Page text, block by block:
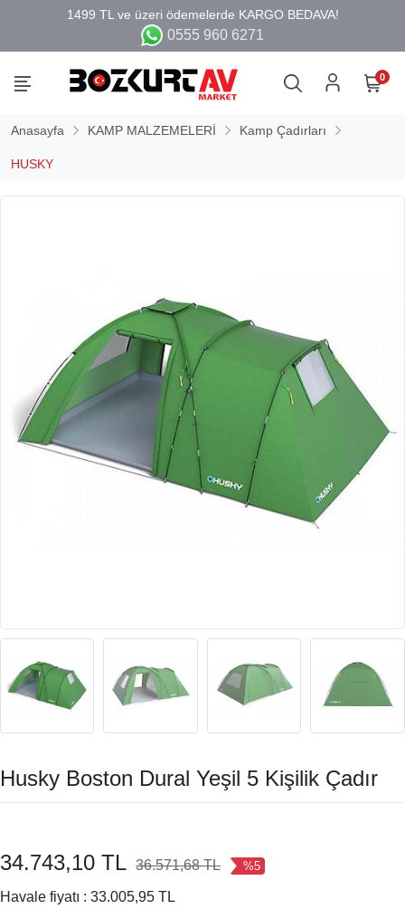
0555 960 6271
0
Anasayfa KAMP MALZEMELERİ Kamp Çadırları
HUSKY
Husky Boston Dural Yeşil 5 Kişilik Çadır
34.743,10 TL 36.571,68 TL %5
Havale fiyatı : 33.005,95 TL